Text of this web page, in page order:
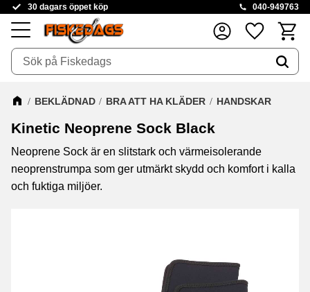
Meny
30 dagars öppet köp 040-949763
Favoriter
BEKLÄDNAD BRA ATT HA KLÄDER HANDSKAR
Kinetic Neoprene Sock Black
Neoprene Sock är en slitstark och värmeisolerande
neoprenstrumpa som ger utmärkt skydd och komfort i kalla
och fuktiga miljöer.